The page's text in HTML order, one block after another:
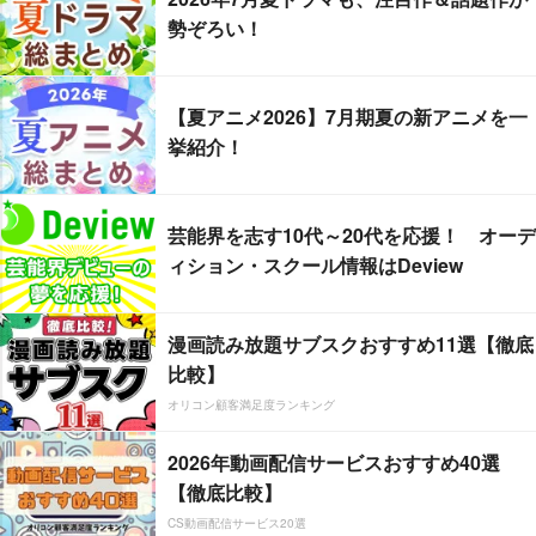
勢ぞろい！
【夏アニメ2026】7月期夏の新アニメを一
挙紹介！
芸能界を志す10代～20代を応援！ オーデ
ィション・スクール情報はDeview
漫画読み放題サブスクおすすめ11選【徹底
比較】
オリコン顧客満足度ランキング
2026年動画配信サービスおすすめ40選
【徹底比較】
CS動画配信サービス20選